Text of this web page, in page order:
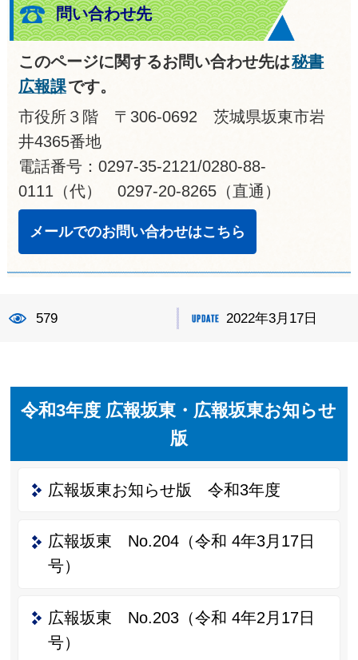
問い合わせ先
このページに関するお問い合わせ先は秘書
広報課です。
市役所３階 〒306-0692 茨城県坂東市岩
井4365番地
電話番号：0297-35-2121/0280-88-
0111（代） 0297-20-8265（直通）
メールでのお問い合わせはこちら
579 2022年3月17日
令和3年度 広報坂東・広報坂東お知らせ
版
広報坂東お知らせ版 令和3年度
広報坂東 No.204（令和 4年3月17日
号）
広報坂東 No.203（令和 4年2月17日
号）